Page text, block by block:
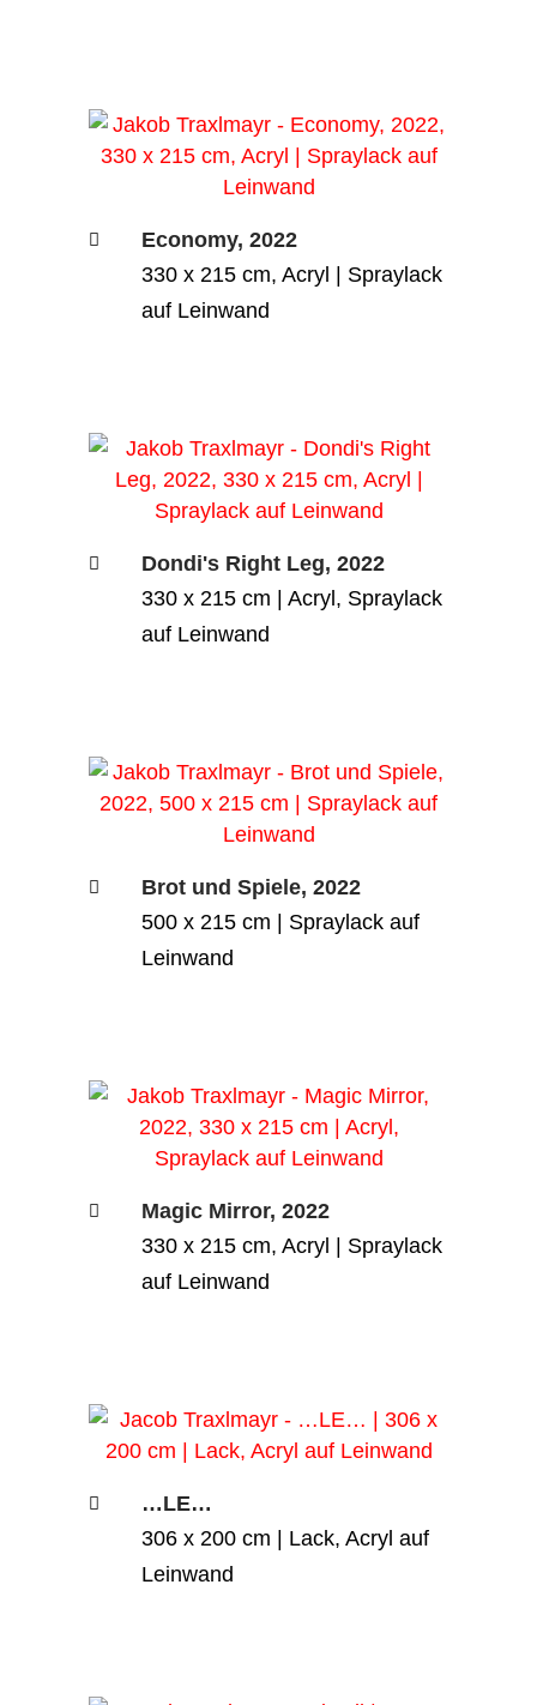
Economy, 2022
330 x 215 cm, Acryl | Spraylack
auf Leinwand
Dondi's Right Leg, 2022
330 x 215 cm | Acryl, Spraylack
auf Leinwand
Brot und Spiele, 2022
500 x 215 cm | Spraylack auf
Leinwand
Magic Mirror, 2022
330 x 215 cm, Acryl | Spraylack
auf Leinwand
…LE…
306 x 200 cm | Lack, Acryl auf
Leinwand